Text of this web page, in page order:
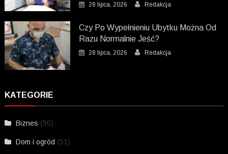
28 lipca, 2026 Redakcja
Czy Po Wypełnieniu Ubytku Można Od
Razu Normalnie Jeść?
28 lipca, 2026 Redakcja
KATEGORIE
Biznes (50)
Dom i ogród (51)